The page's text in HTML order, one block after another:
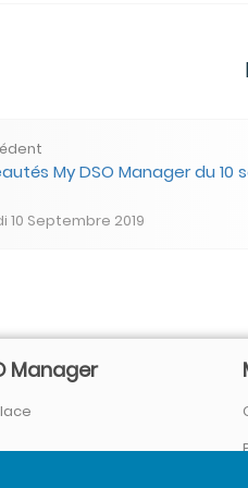
My DSO Manager du 10
10 Septembre 2019
Manager